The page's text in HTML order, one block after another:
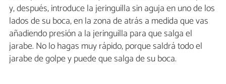
y, después, introduce la jeringuilla sin aguja en uno de los
lados de su boca, en la zona de atrás a medida que vas
añadiendo presión a la jeringuilla para que salga el
jarabe. No lo hagas muy rápido, porque saldrá todo el
jarabe de golpe y puede que salga de su boca.